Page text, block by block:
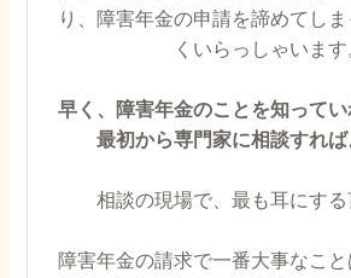
り、障害年金の申請を諦めてし
くいらっしゃいます
早く、障害年金のことを知ってい
最初から専門家に相談すれば
相談の現場で、最も耳にする
障害年金の請求で一番大事なこ